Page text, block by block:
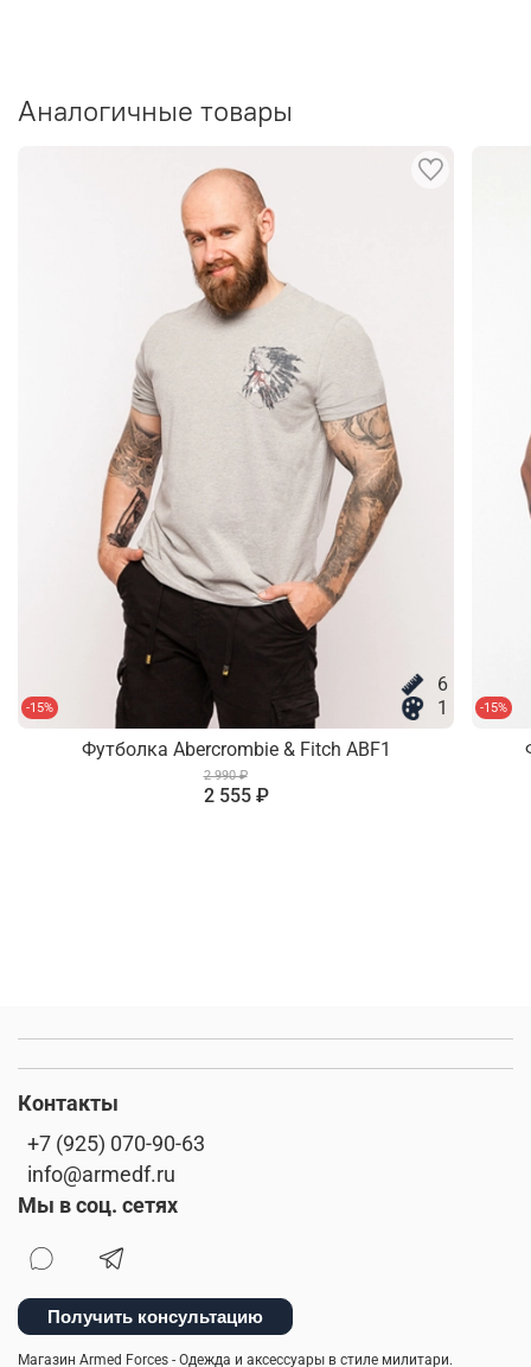
Аналогичные товары
-15%
6
1
Футболка Abercrombie & Fitch ABF1
2 990 ₽
2 555 ₽
-15%
Контакты
+7 (925) 070-90-63
info@armedf.ru
Мы в соц. сетях
Получить консультацию
Магазин Armed Forces - Одежда и аксессуары в стиле милитари.